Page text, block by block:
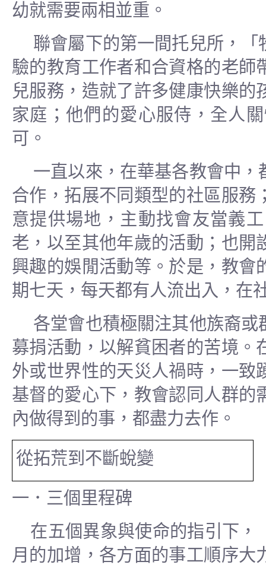
幼就需要兩相並重。
聯會屬下的第一間托兒所，
驗的教育工作者和合資格的老師
兒服務，造就了許多健康快樂
家庭；他們的愛心服侍，全人
可。
一直以來，在華基各教會中
合作，拓展不同類型的社區服務
意提供場地，主動找會友當義
老，以至其他年歲的活動；也開
興趣的娛閒活動等。於是，教會
期七天，每天都有人流出入，在
各堂會也積極關注其他族裔
募捐活動，以解貧困者的苦境。
外或世界性的天災人禍時，一致
基督的愛心下，教會認同人群的
內做得到的事，都盡力去作。
從拓荒到不斷蛻變
一．三個里程碑
在五個異象與使命的指引下，
月的加增，各方面的事工順序